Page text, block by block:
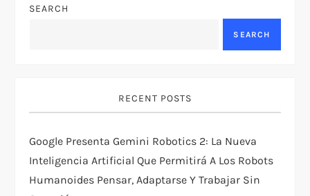
v
a
t
i
SEARCH
SEARCH
RECENT POSTS
Google Presenta Gemini Robotics 2: La Nueva
Inteligencia Artificial Que Permitirá A Los Robots
Humanoides Pensar, Adaptarse Y Trabajar Sin